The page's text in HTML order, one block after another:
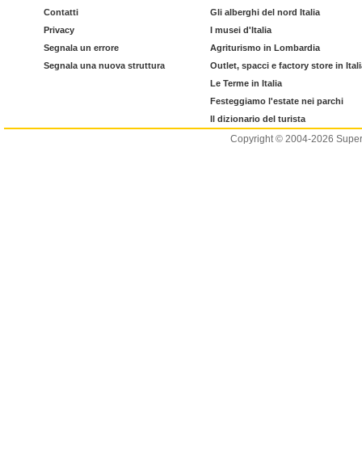
Contatti
Privacy
Segnala un errore
Segnala una nuova struttura
Gli alberghi del nord Italia
I musei d'Italia
Agriturismo in Lombardia
Outlet, spacci e factory store in
Le Terme in Italia
Festeggiamo l'estate nei parchi
Il dizionario del turista
Copyright © 2004-2026